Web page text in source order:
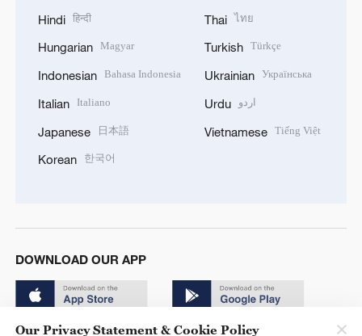
Hindi हिन्दी
Hungarian Magyar
Indonesian Bahasa Indonesia
Italian Italiano
Japanese 日本語
Korean 한국어
Thai ไทย
Turkish Türkçe
Ukrainian Українська
Urdu اردو
Vietnamese Tiếng Việt
DOWNLOAD OUR APP
Our Privacy Statement & Cookie Policy